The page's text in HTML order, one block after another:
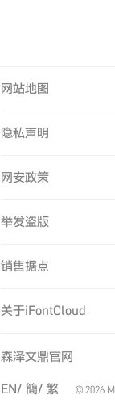
网站地图
隐私声明
网安政策
举发盗版
销售据点
关于iFontCloud
森泽文鼎官网
EN/ 簡/ 繁 © 2026